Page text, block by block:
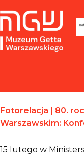
Fotorelacja | 80.
Warszawskim:
15 lutego w